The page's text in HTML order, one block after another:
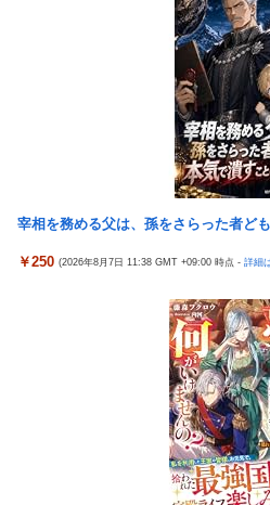
【画像】台湾とフランス、地震発生
「避難所」がこちらｗｗｗｗ
【悲報】息子がみいちゃんのママ、
通の家庭を築きたい。普通の子育て
【悲報】エアコン業者、正論「エア
【胸糞】Zクソガキ、おばあちゃん
【悲報】ウミガメの赤ちゃんを放流
【艦これ】 なんか今回はE5は甲で
外国人「日本の未来は安泰だ」16
久保建英超え歴代2位の記録！3得
【動画】手術中に熊本地震直撃やば
江別大学生暴行ﾀﾋ″主犯格″の川口
→当時17歳少年に「懲役30年」の判
ジャンポケ斎藤と代理人のやりとり
になってる……」と衝撃を受ける人
日本代表DF冨安健洋の英プレミア
決定 鎌田大地とチームメイトに
【懐古】5号機の時って面白い
【朗報】「eF機動戦士ガンダム
念、このホール打ちたいキャンペー
ー」に陥る
は店休日とさせて頂きます」
【動画】地震発生時の熊本総合病院
亡き叔母の遺書「実は17年前に従
員で家族会議を開いた結果、拍子抜
て婚約者呆然←家族の絆が深すぎて
高配当をうたった「みんなで大家
宰相を務める父は、孫をさらった者ど
￥250 (2026年8月7日 11:38 GMT +09:00 時点 - 詳細